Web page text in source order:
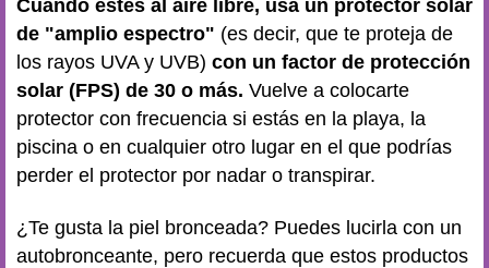
Cuando estés al aire libre, usa un protector solar
de "amplio espectro" (es decir, que te proteja de
los rayos UVA y UVB) con un factor de protección
solar (FPS) de 30 o más. Vuelve a colocarte
protector con frecuencia si estás en la playa, la
piscina o en cualquier otro lugar en el que podrías
perder el protector por nadar o transpirar.
¿Te gusta la piel bronceada? Puedes lucirla con un
autobronceante, pero recuerda que estos productos